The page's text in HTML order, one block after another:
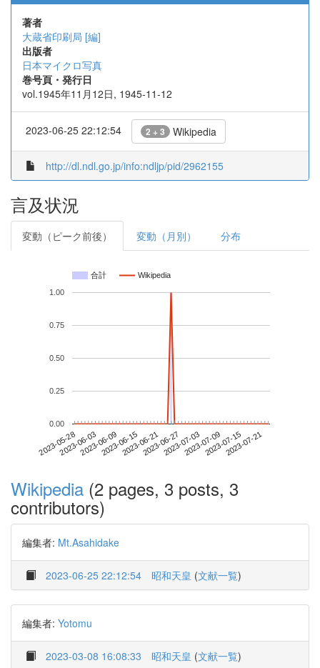
著者
大蔵省印刷局 [編]
出版者
日本マイクロ写真
巻号頁・発行日
vol.1945年11月12日, 1945-11-12
2023-06-25 22:12:54 2 + 3 Wikipedia
http://dl.ndl.go.jp/info:ndljp/pid/2962155
言及状況
変動（ピーク前後） 変動（月別） 分布
合計 Wikipedia
2023-05-282023-06-032023-06-092023-06-152023-06-212023-06-272023-07-032023-07-092023-07-152023-07-21
0.00
0.25
0.50
0.75
1.00
Wikipedia (2 pages, 3 posts, 3
contributors)
編集者: Mt.Asahidake
2023-06-25 22:12:54 昭和天皇 (文献一覧)
編集者: Yotomu
2023-03-08 16:08:33 昭和天皇 (文献一覧)